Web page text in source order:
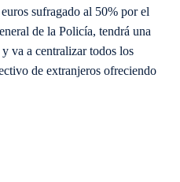
sufragado al 50% por el
de la Policía, tendrá una
va a centralizar todos los
de extranjeros ofreciendo